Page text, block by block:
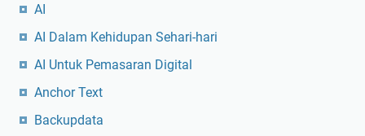
AI
AI Dalam Kehidupan Sehari-hari
AI Untuk Pemasaran Digital
Anchor Text
Backupdata